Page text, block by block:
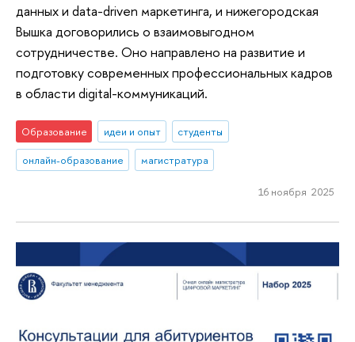
данных и data-driven маркетинга, и нижегородская
Вышка договорились о взаимовыгодном
сотрудничестве. Оно направлено на развитие и
подготовку современных профессиональных кадров
в области digital-коммуникаций.
Образование идеи и опыт
студенты
онлайн-образование
магистратура
16 ноября 2025